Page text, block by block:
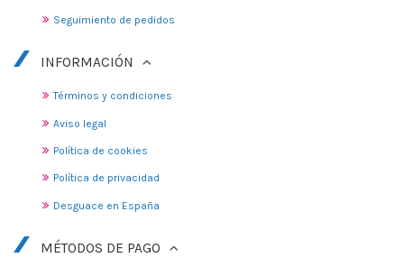
Seguimiento de pedidos
INFORMACIÓN
Términos y condiciones
Aviso legal
Política de cookies
Política de privacidad
Desguace en España
MÉTODOS DE PAGO